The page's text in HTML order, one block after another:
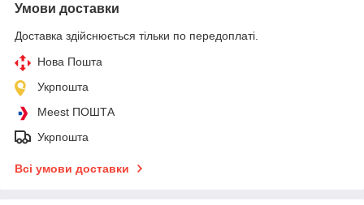
Умови доставки
Доставка здійснюється тільки по передоплаті.
Нова Пошта
Укрпошта
Meest ПОШТА
Укрпошта
Всі умови доставки